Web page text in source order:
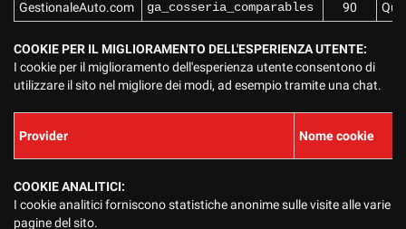
GestionaleAuto.com ga_cosseria_comparables 90
COOKIE PER IL MIGLIORAMENTO DELL'ESPERIENZA UTENTE:
I cookie per il miglioramento dell'esperienza utente consentono di
utilizzare il sito nel migliore dei modi, ad esempio tramite una chat.
Provider Nome cookie
COOKIE ANALITICI:
I cookie analitici forniscono statistiche anonime sulle visite alle varie
pagine del sito.
Salva
impostazioni